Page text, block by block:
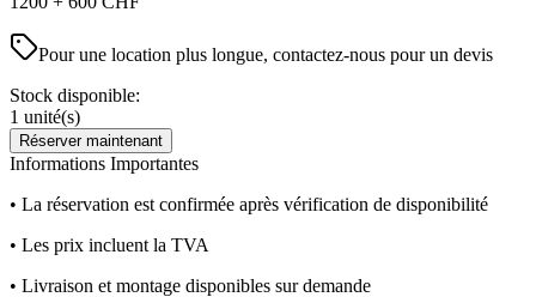
Pour une location plus longue, contactez-nous pour un devis
Stock disponible:
1 unité(s)
Réserver maintenant
Informations Importantes
• La réservation est confirmée après vérification de disponibilité
• Les prix incluent la TVA
• Livraison et montage disponibles sur demande